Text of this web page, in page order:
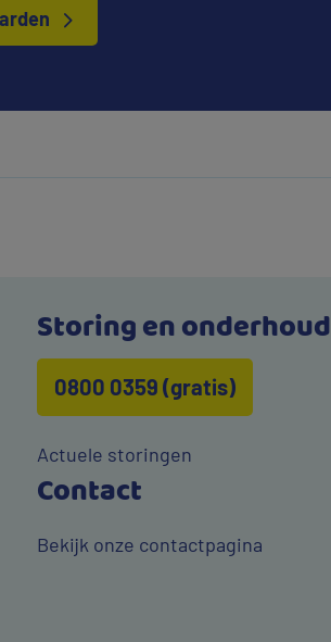
Storing en onderhoud
0800 0359 (gratis)
Actuele storingen
Contact
Bekijk onze contactpagina